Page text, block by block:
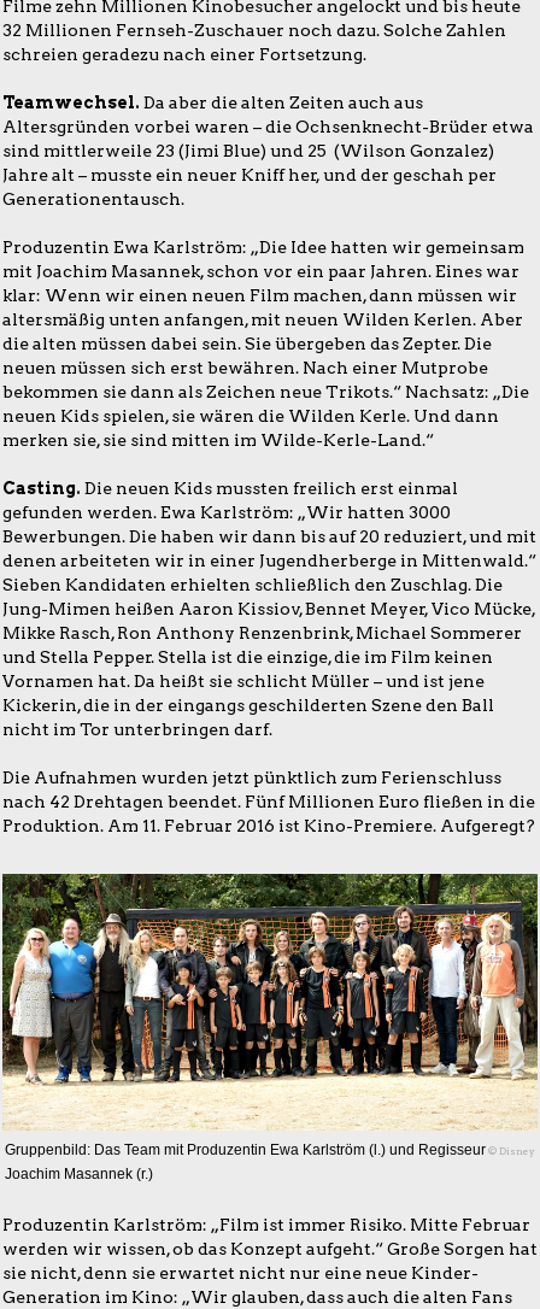
Filme zehn Millionen Kinobesucher angelockt und bis heute
32 Millionen Fernseh-Zuschauer noch dazu. Solche Zahlen
schreien geradezu nach einer Fortsetzung.
Teamwechsel. Da aber die alten Zeiten auch aus
Altersgründen vorbei waren – die Ochsenknecht-Brüder etwa
sind mittlerweile 23 (Jimi Blue) und 25 (Wilson Gonzalez)
Jahre alt – musste ein neuer Kniff her, und der geschah per
Generationentausch.
Produzentin Ewa Karlström: „Die Idee hatten wir gemeinsam
mit Joachim Masannek, schon vor ein paar Jahren. Eines war
klar: Wenn wir einen neuen Film machen, dann müssen wir
altersmäßig unten anfangen, mit neuen Wilden Kerlen. Aber
die alten müssen dabei sein. Sie übergeben das Zepter. Die
neuen müssen sich erst bewähren. Nach einer Mutprobe
bekommen sie dann als Zeichen neue Trikots.“ Nachsatz: „Die
neuen Kids spielen, sie wären die Wilden Kerle. Und dann
merken sie, sie sind mitten im Wilde-Kerle-Land.“
Casting. Die neuen Kids mussten freilich erst einmal
gefunden werden. Ewa Karlström: „Wir hatten 3000
Bewerbungen. Die haben wir dann bis auf 20 reduziert, und mit
denen arbeiteten wir in einer Jugendherberge in Mittenwald.“
Sieben Kandidaten erhielten schließlich den Zuschlag. Die
Jung-Mimen heißen Aaron Kissiov, Bennet Meyer, Vico Mücke,
Mikke Rasch, Ron Anthony Renzenbrink, Michael Sommerer
und Stella Pepper. Stella ist die einzige, die im Film keinen
Vornamen hat. Da heißt sie schlicht Müller – und ist jene
Kickerin, die in der eingangs geschilderten Szene den Ball
nicht im Tor unterbringen darf.
Die Aufnahmen wurden jetzt pünktlich zum Ferienschluss
nach 42 Drehtagen beendet. Fünf Millionen Euro fließen in die
Produktion. Am 11. Februar 2016 ist Kino-Premiere. Aufgeregt?
Gruppenbild: Das Team mit Produzentin Ewa Karlström (l.) und Regisseur
Joachim Masannek (r.)
© Disney
Produzentin Karlström: „Film ist immer Risiko. Mitte Februar
werden wir wissen, ob das Konzept aufgeht.“ Große Sorgen hat
sie nicht, denn sie erwartet nicht nur eine neue Kinder-
Generation im Kino: „Wir glauben, dass auch die alten Fans